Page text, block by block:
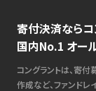
寄付決済ならコ
国内No.1 オー
コングラントは、寄
作成など、ファンド